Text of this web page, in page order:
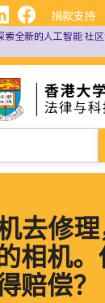
捐款支持
索全新的人工智能社
去修
相机
赔偿？